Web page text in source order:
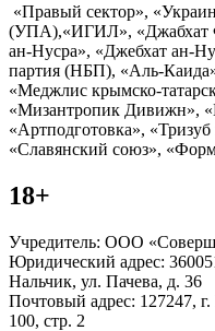
«Правый сектор»,
(УПА),«ИГИЛ», «Джабхат
ан-Нусра», «Джебхат ан-
партия (НБП), «Аль-
«Меджлис крымско-
«Мизантропик Дивижн»,
«Артподготовка»,
«Славянский союз»,
18+
Учредитель: ООО
Юридический адрес:
Нальчик, ул. Пачева, д. 36
Почтовый адрес: 127247,
100, стр. 2